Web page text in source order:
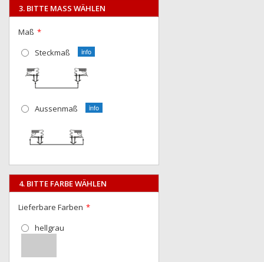
3. BITTE MASS WÄHLEN
Maß
Steckmaß
Aussenmaß
4. BITTE FARBE WÄHLEN
Lieferbare Farben
hellgrau